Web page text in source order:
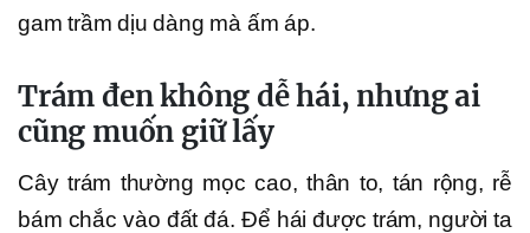
gam trầm dịu dàng mà ấm áp.
Trám đen không dễ hái, nhưng ai
cũng muốn giữ lấy
Cây trám thường mọc cao, thân to, tán rộng, rễ
bám chắc vào đất đá. Để hái được trám, người ta